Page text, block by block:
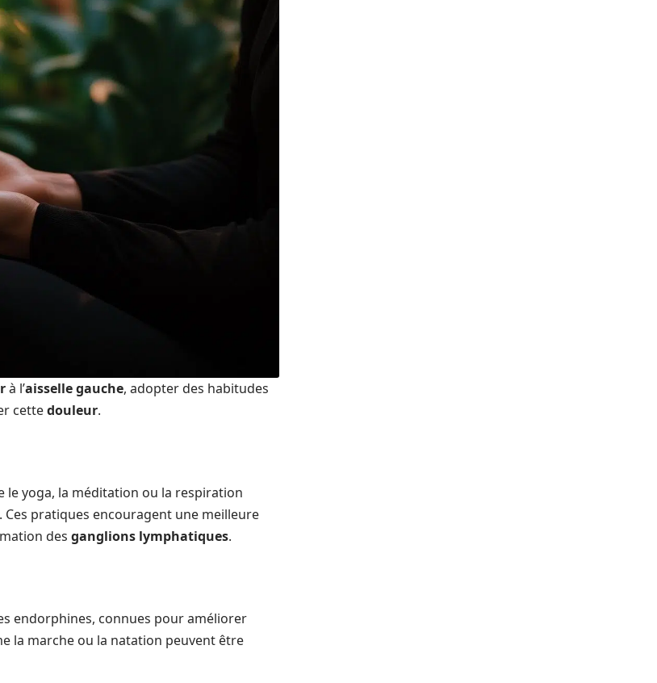
à l’aisselle gauche, adopter des habitudes
cettedouleur.
le yoga, la méditation ou la respiration
. Ces pratiques encouragent une meilleure
des ganglions lymphatiques.
endorphines, connues pour améliorer
la marche ou la natation peuvent être